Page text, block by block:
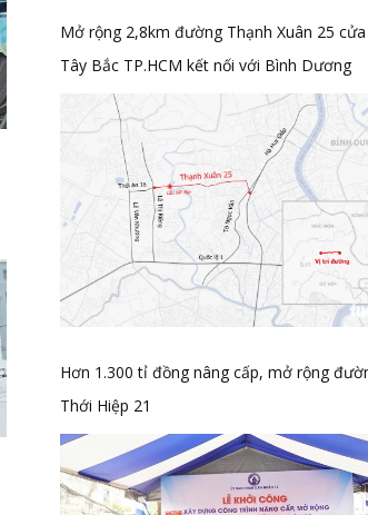
Mở rộng 2,8km đường Thạnh Xuân 25
Tây Bắc TP.HCM kết nối với Bình Dương
Hơn 1.300 tỉ đồng nâng cấp, mở rộng
Thới Hiệp 21